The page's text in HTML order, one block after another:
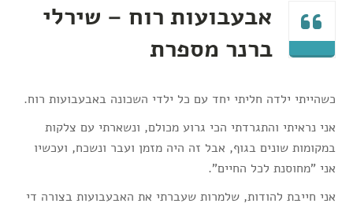
אבעבועות רוח – שירלי
ברנר מספרת
כשהייתי ילדה חליתי יחד עם כל ילדי השכונה באבעבועות רוח.
אני נראיתי והתגרדתי הכי גרוע מכולם, ונשארתי עם צלקות
במקומות שונים בגוף, אבל זה היה מזמן ועבר ונשכח, ועכשיו
אני "מחוסנת לכל החיים".
אני חייבת להודות, שלמרות שעברתי את האבעבועות בצורה די